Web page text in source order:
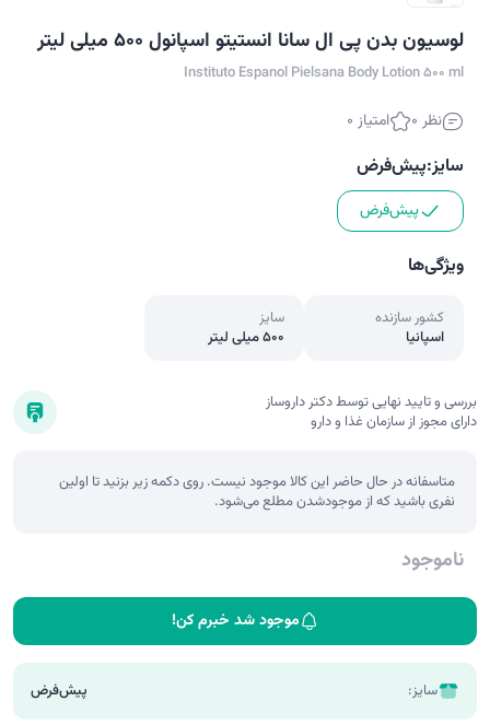
لوسیون بدن پی ال سانا انستیتو اسپانول 500 میلی لیتر
Instituto Espanol Pielsana Body Lotion 500 ml
نظر 0 امتیاز 0
سایز:پیش‌فرض
پیش‌فرض
ویژگی‌ها
کشور سازنده
اسپانیا
سایز
500 میلی لیتر
بررسی و تایید نهایی توسط دکتر داروساز
دارای مجوز از سازمان غذا و دارو
متاسفانه در حال حاضر این کالا موجود نیست. روی دکمه زیر بزنید تا اولین
نفری باشید که از موجودشدن مطلع می‌شود.
ناموجود
موجود شد خبرم کن!
سایز: پیش‌فرض